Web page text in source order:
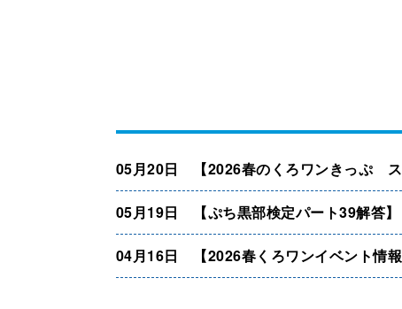
05月20日 【2026春のくろワンきっぷ ス
05月19日 【ぷち黒部検定パート39解答】
04月16日 【2026春くろワンイベント情報